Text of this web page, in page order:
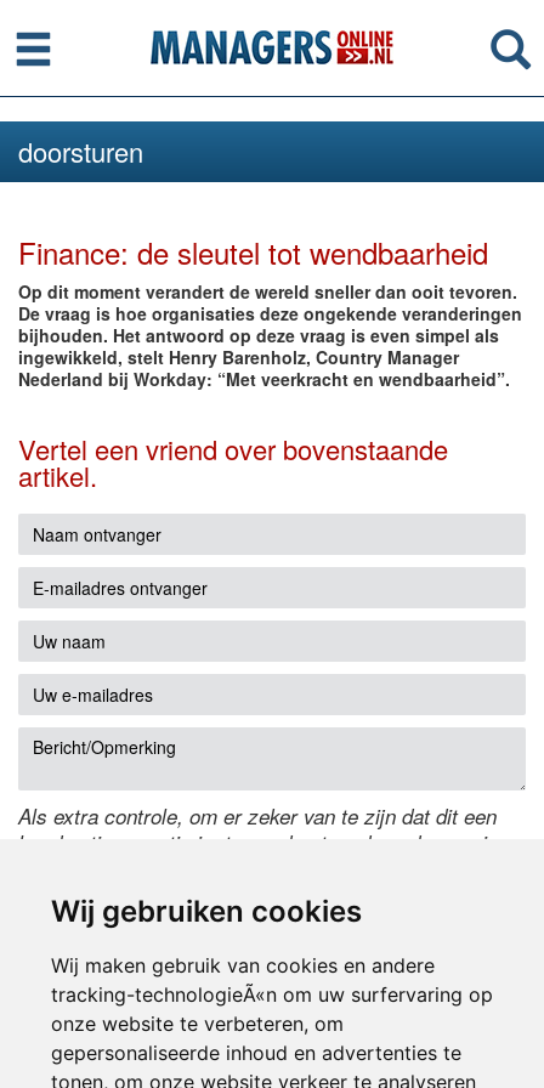
Wij gebruiken cookies
Wij maken gebruik van cookies en andere
tracking-technologieÃ«n om uw surfervaring op
onze website te verbeteren, om
gepersonaliseerde inhoud en advertenties te
tonen, om onze website verkeer te analyseren
Menu
doorsturen
Finance: de sleutel tot wendbaarheid
Op dit moment verandert de wereld sneller dan ooit tevoren.
De vraag is hoe organisaties deze ongekende veranderingen
bijhouden. Het antwoord op deze vraag is even simpel als
ingewikkeld, stelt Henry Barenholz, Country Manager
Nederland bij Workday: “Met veerkracht en wendbaarheid”.
Vertel een vriend over bovenstaande
artikel.
Als extra controle, om er zeker van te zijn dat dit een
handmatige reactie is, typ onderstaande code over in
de code te wijzigen.